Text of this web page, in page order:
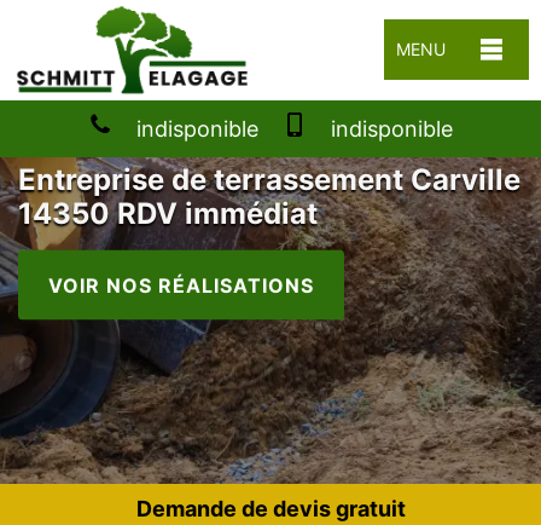
MENU
indisponible indisponible
Entreprise de terrassement Carville
14350 RDV immédiat
VOIR NOS RÉALISATIONS
Demande de devis gratuit